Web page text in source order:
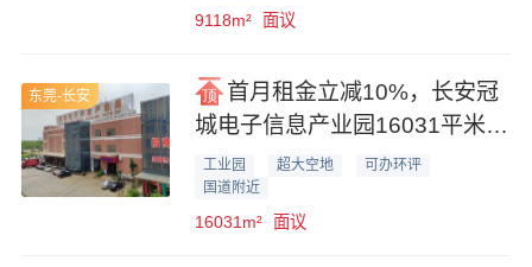
9118m² 面议
东莞-长安
首月租金立减10%，长安冠
城电子信息产业园16031平米厂
房仓库业主直租
工业园 超大空地
可办环评
国道附近
16031m² 面议